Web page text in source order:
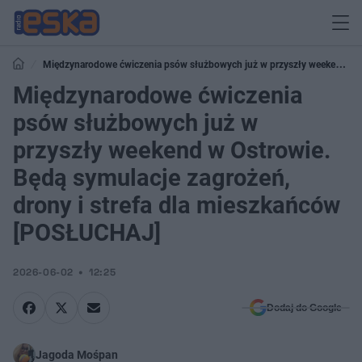
Międzynarodowe ćwiczenia psów służbowych już w przyszły weekend w
Ostrowie. Będą symulacje zagrożeń, drony i strefa dla mieszkańców
[POSŁUCHAJ]
Międzynarodowe ćwiczenia
psów służbowych już w
przyszły weekend w Ostrowie.
Będą symulacje zagrożeń,
drony i strefa dla mieszkańców
[POSŁUCHAJ]
2026-06-02 12:25
Dodaj do Google
Jagoda Mośpan